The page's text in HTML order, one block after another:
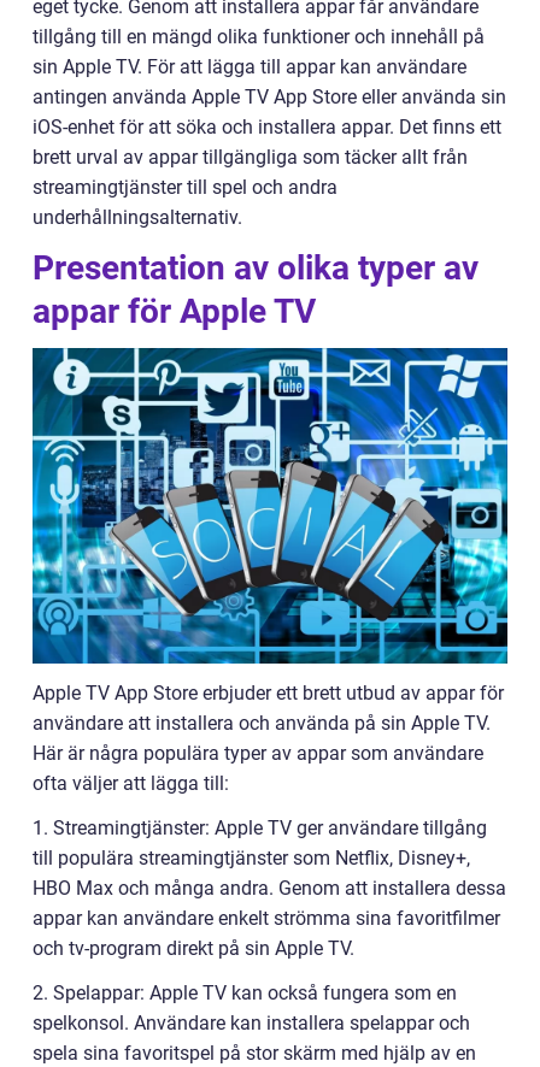
eget tycke. Genom att installera appar får användare
tillgång till en mängd olika funktioner och innehåll på
sin Apple TV. För att lägga till appar kan användare
antingen använda Apple TV App Store eller använda sin
iOS-enhet för att söka och installera appar. Det finns ett
brett urval av appar tillgängliga som täcker allt från
streamingtjänster till spel och andra
underhållningsalternativ.
Presentation av olika typer av
appar för Apple TV
Apple TV App Store erbjuder ett brett utbud av appar för
användare att installera och använda på sin Apple TV.
Här är några populära typer av appar som användare
ofta väljer att lägga till:
1. Streamingtjänster: Apple TV ger användare tillgång
till populära streamingtjänster som Netflix, Disney+,
HBO Max och många andra. Genom att installera dessa
appar kan användare enkelt strömma sina favoritfilmer
och tv-program direkt på sin Apple TV.
2. Spelappar: Apple TV kan också fungera som en
spelkonsol. Användare kan installera spelappar och
spela sina favoritspel på stor skärm med hjälp av en